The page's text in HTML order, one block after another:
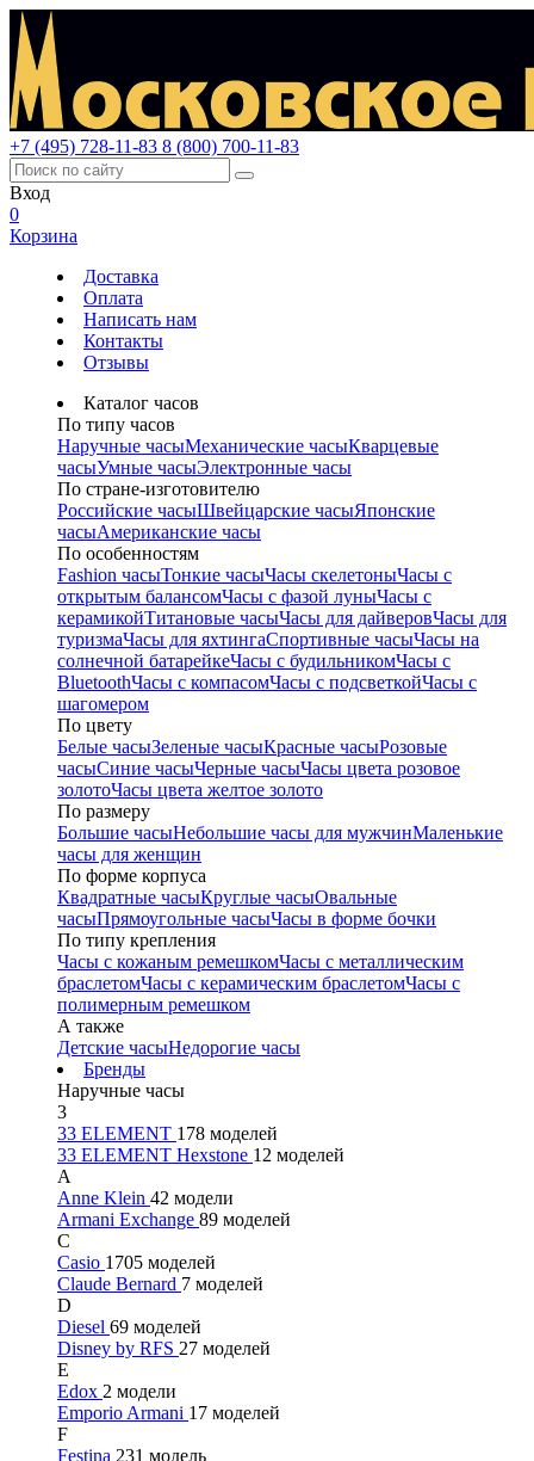
+7 (495) 728-11-83 8 (800) 700-11-83
Вход
0
Корзина
Доставка
Оплата
Написать нам
Контакты
Отзывы
Каталог часов
По типу часов
Наручные часыМеханические часыКварцевые
часыУмные часыЭлектронные часы
По стране-изготовителю
Российские часыШвейцарские часыЯпонские
часыАмериканские часы
По особенностям
Fashion часыТонкие часыЧасы скелетоныЧасы с
открытым балансомЧасы с фазой луныЧасы с
керамикойТитановые часыЧасы для дайверовЧасы для
туризмаЧасы для яхтингаСпортивные часыЧасы на
солнечной батарейкеЧасы с будильникомЧасы с
BluetoothЧасы с компасомЧасы с подсветкойЧасы с
шагомером
По цвету
Белые часыЗеленые часыКрасные часыРозовые
часыСиние часыЧерные часыЧасы цвета розовое
золотоЧасы цвета желтое золото
По размеру
Большие часыНебольшие часы для мужчинМаленькие
часы для женщин
По форме корпуса
Квадратные часыКруглые часыОвальные
часыПрямоугольные часыЧасы в форме бочки
По типу крепления
Часы с кожаным ремешкомЧасы с металлическим
браслетомЧасы с керамическим браслетомЧасы с
полимерным ремешком
А также
Детские часыНедорогие часы
Бренды
Наручные часы
3
33 ELEMENT 178 моделей
33 ELEMENT Hexstone 12 моделей
A
Anne Klein 42 модели
Armani Exchange 89 моделей
C
Casio 1705 моделей
Claude Bernard 7 моделей
D
Diesel 69 моделей
Disney by RFS 27 моделей
E
Edox 2 модели
Emporio Armani 17 моделей
F
Festina 231 модель